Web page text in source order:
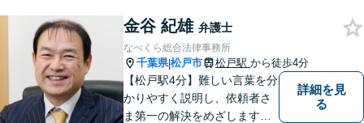
金谷 紀雄 弁護士
なべくら総合法律事務所
千葉県|松戸市 松戸駅 から徒歩4分
【松戸駅4分】難しい言葉を分
かりやすく説明し、依頼者さ
ま第一の解決をめざします
詳細を見
る